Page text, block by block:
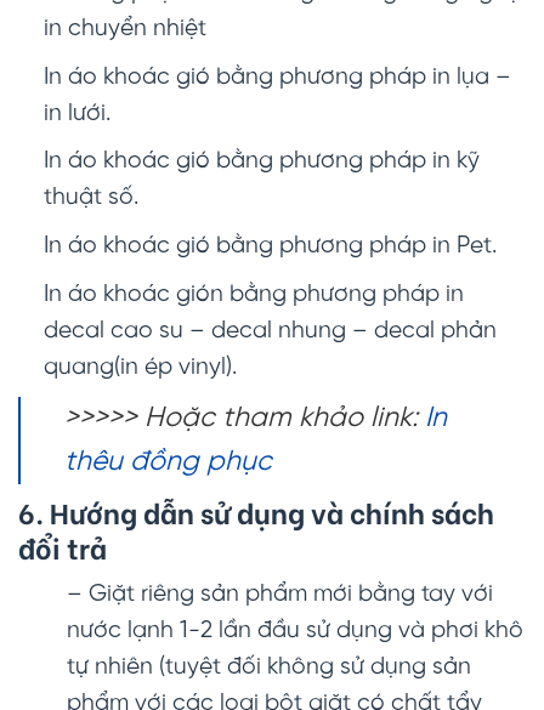
in chuyển nhiệt
In áo khoác gió bằng phương pháp in lụa –
in lưới.
In áo khoác gió bằng phương pháp in kỹ
thuật số.
In áo khoác gió bằng phương pháp in Pet.
In áo khoác gión bằng phương pháp in
decal cao su – decal nhung – decal phản
quang(in ép vinyl).
>>>>> Hoặc tham khảo link: In
thêu đồng phục
6. Hướng dẫn sử dụng và chính sách
đổi trả
– Giặt riêng sản phẩm mới bằng tay với
nước lạnh 1-2 lần đầu sử dụng và phơi khô
tự nhiên (tuyệt đối không sử dụng sản
phẩm với các loại bột giặt có chất tẩy